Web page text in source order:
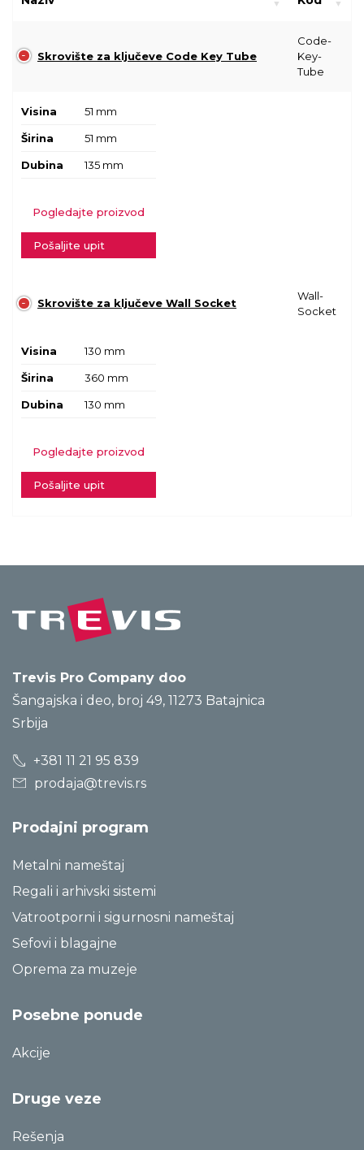
Skrovište za ključeve Code Key Tube
Code-
Key-
Tube
Visina 51 mm
Širina 51 mm
Dubina 135 mm
Pogledajte proizvod
Pošaljite upit
Skrovište za ključeve Wall Socket
Wall-
Socket
Visina 130 mm
Širina 360 mm
Dubina 130 mm
Pogledajte proizvod
Pošaljite upit
Trevis Pro Company doo
Šangajska i deo, broj 49, 11273 Batajnica
Srbija
+381 11 21 95 839
prodaja@trevis.rs
Prodajni program
Metalni nameštaj
Regali i arhivski sistemi
Vatrootporni i sigurnosni nameštaj
Sefovi i blagajne
Oprema za muzeje
Posebne ponude
Akcije
Druge veze
Rešenja